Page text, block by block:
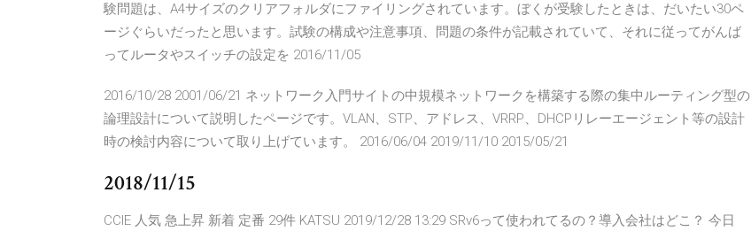
験問題は、A4サイズのクリアフォルダにファイリングされています。ぼくが受験したときは、だいたい30ペ
ージぐらいだったと思います。試験の構成や注意事項、問題の条件が記載されていて、それに従ってがんば
ってルータやスイッチの設定を 2016/11/05
2016/10/28 2001/06/21 ネットワーク入門サイトの中規模ネットワークを構築する際の集中ルーティング型の
論理設計について説明したページです。VLAN、STP、アドレス、VRRP、DHCPリレーエージェント等の設計
時の検討内容について取り上げています。 2016/06/04 2019/11/10 2015/05/21
2018/11/15
CCIE 人気 急上昇 新着 定番 29件 KATSU 2019/12/28 13:29 SRv6って使われてるの？導入会社はどこ？ 今日